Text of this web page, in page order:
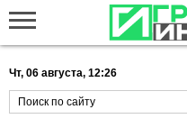
Чт, 06 августа, 12:26